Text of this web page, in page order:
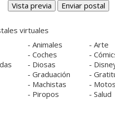
virtuales
- Animales - Arte
- Coches -
- Diosas -
- Graduación -
- Machistas -
- Piropos - Salud